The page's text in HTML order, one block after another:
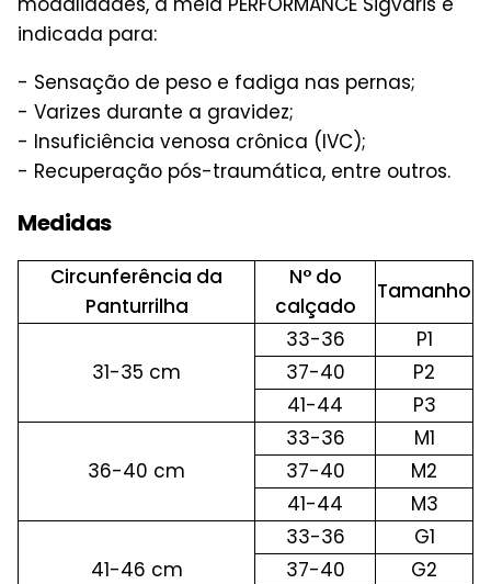
indicada para:
- Sensação de peso e fadiga nas pernas;
- Varizes durante a gravidez;
- Insuficiência venosa crônica (IVC);
- Recuperação pós-traumática, entre outros.
Medidas
Circunferência da
Panturrilha
N° do
calçado
Tamanho
31-35 cm
33-36
P1
37-40
P2
41-44
P3
36-40 cm
33-36
M1
37-40
M2
41-44
M3
41-46 cm
33-36
G1
37-40
G2